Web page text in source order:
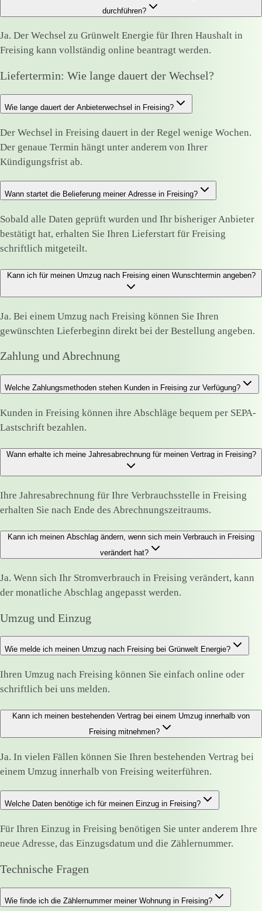
durchführen?
Ja. Der Wechsel zu Grünwelt Energie für Ihren Haushalt in
Freising kann vollständig online beantragt werden.
Liefertermin: Wie lange dauert der Wechsel?
Wie lange dauert der Anbieterwechsel in Freising?
Der Wechsel in Freising dauert in der Regel wenige Wochen.
Der genaue Termin hängt unter anderem von Ihrer
Kündigungsfrist ab.
Wann startet die Belieferung meiner Adresse in Freising?
Sobald alle Daten geprüft wurden und Ihr bisheriger Anbieter
bestätigt hat, erhalten Sie Ihren Lieferstart für Freising
schriftlich mitgeteilt.
Kann ich für meinen Umzug nach Freising einen Wunschtermin angeben?
Ja. Bei einem Umzug nach Freising können Sie Ihren
gewünschten Lieferbeginn direkt bei der Bestellung angeben.
Zahlung und Abrechnung
Welche Zahlungsmethoden stehen Kunden in Freising zur Verfügung?
Kunden in Freising können ihre Abschläge bequem per SEPA-
Lastschrift bezahlen.
Wann erhalte ich meine Jahresabrechnung für meinen Vertrag in Freising?
Ihre Jahresabrechnung für Ihre Verbrauchsstelle in Freising
erhalten Sie nach Ende des Abrechnungszeitraums.
Kann ich meinen Abschlag ändern, wenn sich mein Verbrauch in Freising
verändert hat?
Ja. Wenn sich Ihr Stromverbrauch in Freising verändert, kann
der monatliche Abschlag angepasst werden.
Umzug und Einzug
Wie melde ich meinen Umzug nach Freising bei Grünwelt Energie?
Ihren Umzug nach Freising können Sie einfach online oder
schriftlich bei uns melden.
Kann ich meinen bestehenden Vertrag bei einem Umzug innerhalb von
Freising mitnehmen?
Ja. In vielen Fällen können Sie Ihren bestehenden Vertrag bei
einem Umzug innerhalb von Freising weiterführen.
Welche Daten benötige ich für meinen Einzug in Freising?
Für Ihren Einzug in Freising benötigen Sie unter anderem Ihre
neue Adresse, das Einzugsdatum und die Zählernummer.
Technische Fragen
Wie finde ich die Zählernummer meiner Wohnung in Freising?